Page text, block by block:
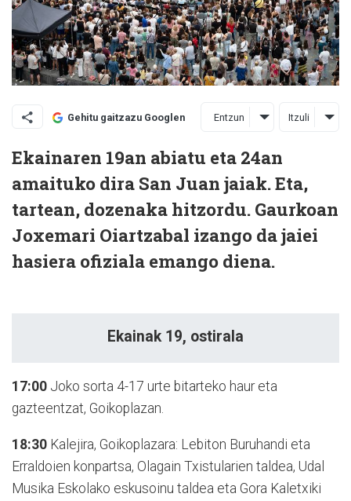
Gehitu gaitzazu Googlen Entzun Itzuli
Ekainaren 19an abiatu eta 24an
amaituko dira San Juan jaiak. Eta,
tartean, dozenaka hitzordu. Gaurkoan
Joxemari Oiartzabal izango da jaiei
hasiera ofiziala emango diena.
Ekainak 19, ostirala
17:00 Joko sorta 4-17 urte bitarteko haur eta
gazteentzat, Goikoplazan.
18:30 Kalejira, Goikoplazara: Lebiton Buruhandi eta
Erraldoien konpartsa, Olagain Txistularien taldea, Udal
Musika Eskolako eskusoinu taldea eta Gora Kaletxiki